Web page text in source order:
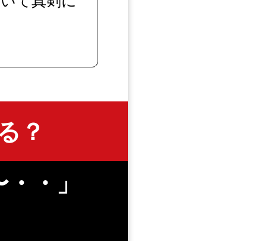
？
・」